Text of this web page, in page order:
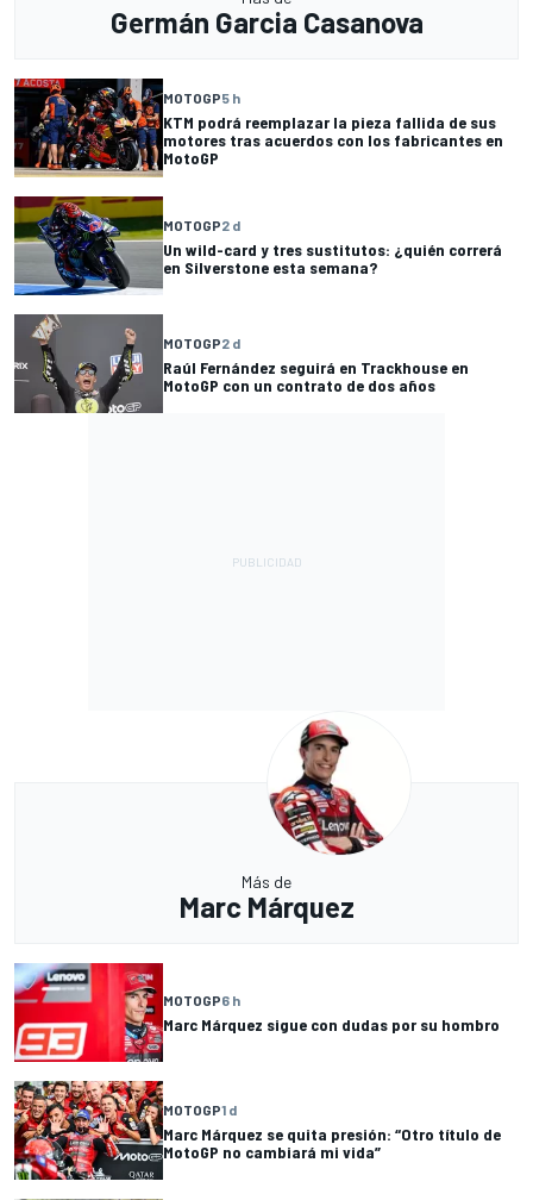
Germán Garcia Casanova
MOTOGP5 h
KTM podrá reemplazar la pieza fallida de sus
motores tras acuerdos con los fabricantes en
MotoGP
MOTOGP2 d
Un wild-card y tres sustitutos: ¿quién correrá
en Silverstone esta semana?
MOTOGP2 d
Raúl Fernández seguirá en Trackhouse en
MotoGP con un contrato de dos años
Más de
Marc Márquez
MOTOGP6 h
Marc Márquez sigue con dudas por su hombro
MOTOGP1 d
Marc Márquez se quita presión: “Otro título de
MotoGP no cambiará mi vida”